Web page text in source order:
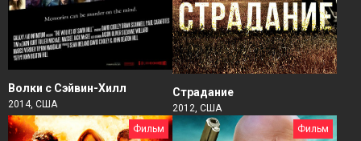
Волки с Сэйвин-Хилл
2014, США
Страдание
2012, США
Фильм
Фильм